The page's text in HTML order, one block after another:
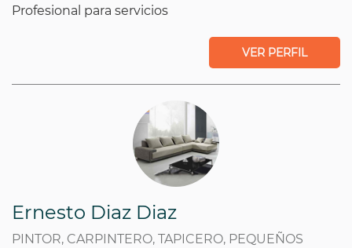
Profesional para servicios
VER PERFIL
Ernesto Diaz Diaz
PINTOR, CARPINTERO, TAPICERO, PEQUEÑOS